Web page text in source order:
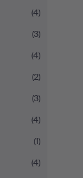
(4)
(3)
(4)
(2)
(3)
(4)
(1)
(4)